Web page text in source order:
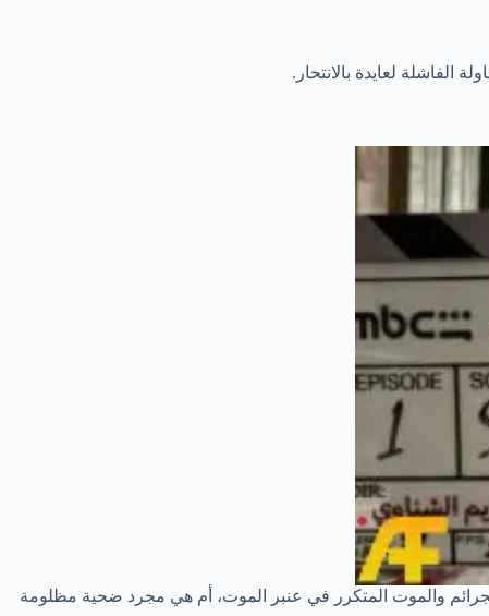
الفاشلة لعايدة بالانتحار.
والموت المتكرر في عنبر الموت، أم هي مجرد ضحية مظلومة